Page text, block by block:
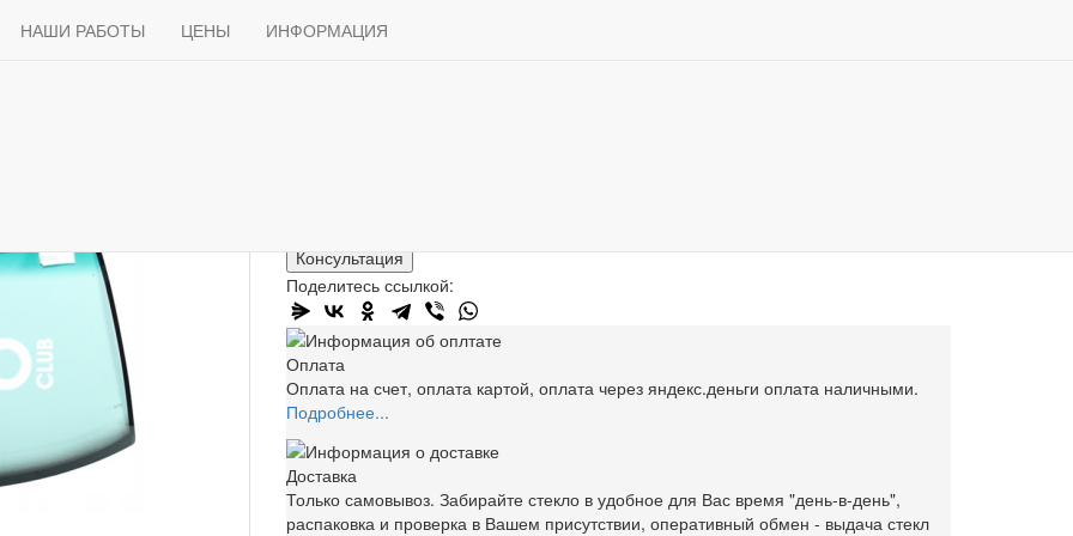
Доставка Способы оплаты Статьи Контакты
НАШИ РАБОТЫ ЦЕНЫ ИНФОРМАЦИЯ
ДЛЯ ЛЕГКОВЫХ АВТО Лобовые стёкла
Консультация
Поделитесь ссылкой:
Оплата
Оплата на счет, оплата картой, оплата через яндекс.деньги оплата наличными.
Подробнее...
Доставка
Только самовывоз. Забирайте стекло в удобное для Вас время "день-в-день",
распаковка и проверка в Вашем присутствии, оперативный обмен - выдача стекл